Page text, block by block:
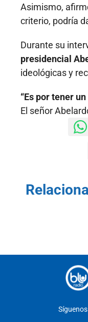
Asimismo,
criterio, podría
Durante su
presidencial
ideológicas y
“Es por tener
El señor